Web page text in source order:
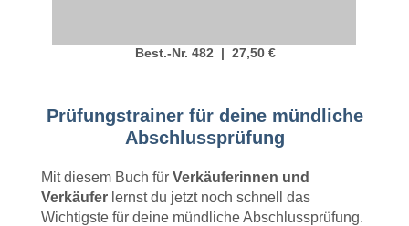
Prüfungstrainer für deine mündliche
Abschlussprüfung
Mit diesem Buch für Verkäuferinnen und
Verkäufer lernst du jetzt noch schnell das
Wichtigste für deine mündliche Abschlussprüfung.
Best.-Nr. 482 | 27,50 €